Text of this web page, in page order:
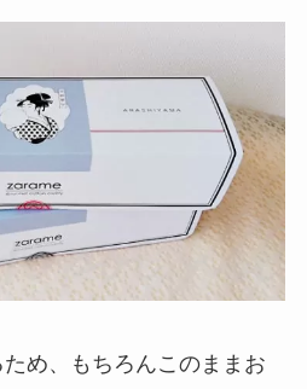
め、もちろんこのままお